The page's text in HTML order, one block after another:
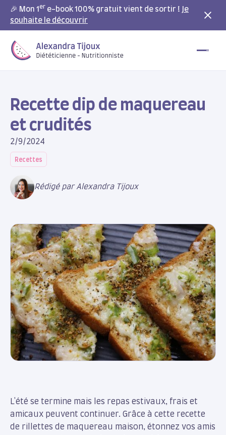
🎉 Mon 1 er e-book 100% gratuit vient de sortir ! Je
souhaite le découvrir
Recette dip de maquereau
et crudités
2/9/2024
Recettes
Rédigé par Alexandra Tijoux
L'été se termine mais les repas estivaux, frais et
amicaux peuvent continuer. Grâce à cette recette
de rillettes de maquereau maison, étonnez vos amis